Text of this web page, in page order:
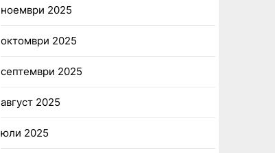
ноември 2025
октомври 2025
септември 2025
август 2025
юли 2025